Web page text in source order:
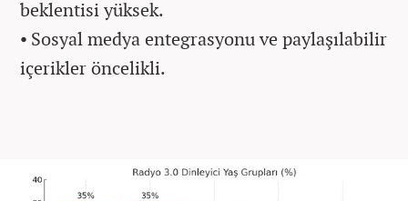
beklentisi yüksek.
⦁ Sosyal medya entegrasyonu ve paylaşılabilir
içerikler öncelikli.